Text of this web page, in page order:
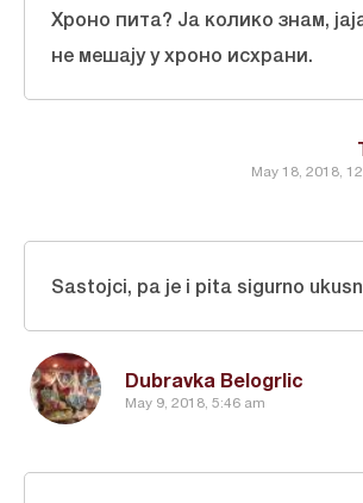
May 18, 2018,
Хроно пита? Ја колико знам,
не мешају у хроно исхрани.
Dubravka Belogrlic
May 9, 2018, 5:46 am
Sastojci, pa je i pita sigurno